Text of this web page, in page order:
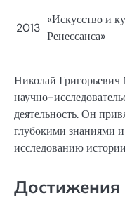
2013
«Искусство и
Ренессанса»
Николай
научно-
деятельность. Он
глубокими знаниями
исследованию
Достижения